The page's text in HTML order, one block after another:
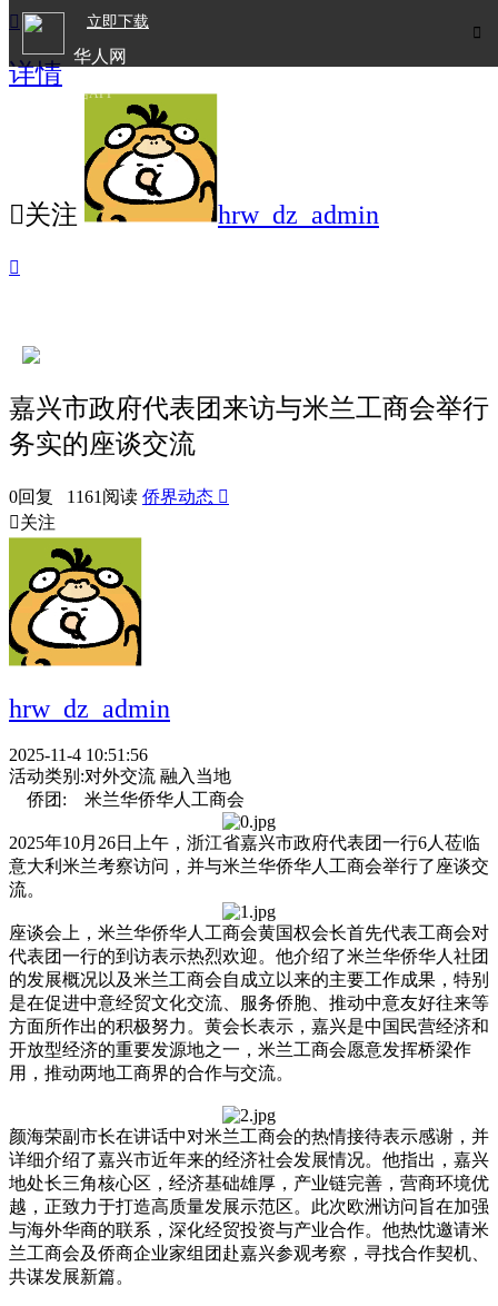

立即下载
华人网
欧洲华人生活APP

详情
关注 hrw_dz_admin

嘉兴市政府代表团来访与米兰工商会举行
务实的座谈交流
0回复 1161阅读 侨界动态 
关注
hrw_dz_admin
2025-11-4 10:51:56
活动类别:对外交流 融入当地
侨团:
米兰华侨华人工商会
2025年10月26日上午，浙江省嘉兴市政府代表团一行6人莅临
意大利米兰考察访问，并与米兰华侨华人工商会举行了座谈交
流。
座谈会上，米兰华侨华人工商会黄国权会长首先代表工商会对
代表团一行的到访表示热烈欢迎。他介绍了米兰华侨华人社团
的发展概况以及米兰工商会自成立以来的主要工作成果，特别
是在促进中意经贸文化交流、服务侨胞、推动中意友好往来等
方面所作出的积极努力。黄会长表示，嘉兴是中国民营经济和
开放型经济的重要发源地之一，米兰工商会愿意发挥桥梁作
用，推动两地工商界的合作与交流。
颜海荣副市长在讲话中对米兰工商会的热情接待表示感谢，并
详细介绍了嘉兴市近年来的经济社会发展情况。他指出，嘉兴
地处长三角核心区，经济基础雄厚，产业链完善，营商环境优
越，正致力于打造高质量发展示范区。此次欧洲访问旨在加强
与海外华商的联系，深化经贸投资与产业合作。他热忱邀请米
兰工商会及侨商企业家组团赴嘉兴参观考察，寻找合作契机、
共谋发展新篇。